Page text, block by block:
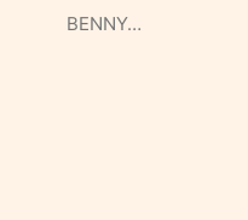
BENNY…